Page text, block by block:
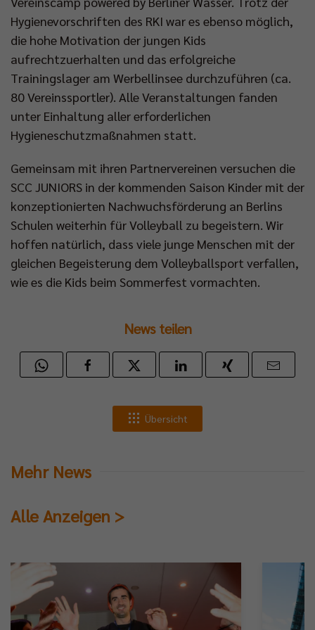
Hygienevorschriften des RKI war es ebenso möglich,
die hohe Motivation der jungen Kids
aufrechtzuerhalten und das erfolgreiche
Trainingslager am Werbellinsee durchzuführen (ca.
80 Vereinssportler). Alle Veranstaltungen fanden
unter Einhaltung aller erforderlichen
Hygieneschutzmaßnahmen statt.
Gemeinsam mit ihren Partnervereinen versuchen die
SCC JUNIORS in der kommenden Saison Kinder mit der
konzeptionierten Nachwuchsförderung an Berlins
Schulen weiterhin für Volleyball zu begeistern. Wir
hoffen natürlich, dass viele junge Menschen mit der
gleichen Begeisterung dem Volleyballsport verfallen,
wie es die Kids beim Sommerfest vormachten.
News teilen
Übersicht
Mehr News
Alle Anzeigen >